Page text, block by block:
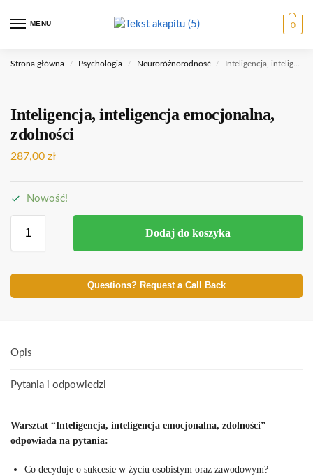
MENU 0
Strona główna / Psychologia / Neuroróżnorodność / Inteligencja, inteligencja emocjonalna, zdolności
Inteligencja, inteligencja emocjonalna,
zdolności
287,00 zł
Nowość!
Dodaj do koszyka
Questions? Request a Call Back
Opis
Pytania i odpowiedzi
Warsztat “Inteligencja, inteligencja emocjonalna, zdolności”
odpowiada na pytania:
Co decyduje o sukcesie w życiu osobistym oraz zawodowym?